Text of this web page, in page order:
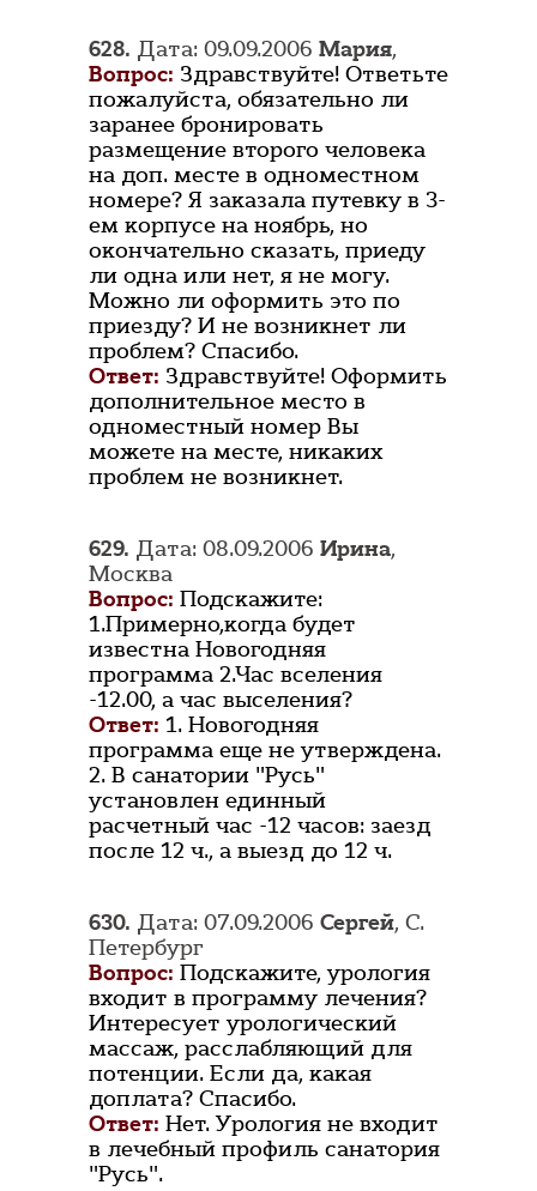
628. Дата: 09.09.2006 Мария,
Вопрос: Здравствуйте! Ответьте
пожалуйста, обязательно ли
заранее бронировать
размещение второго человека
на доп. месте в одноместном
номере? Я заказала путевку в 3-
ем корпусе на ноябрь, но
окончательно сказать, приеду
ли одна или нет, я не могу.
Можно ли оформить это по
приезду? И не возникнет ли
проблем? Спасибо.
Ответ: Здравствуйте! Оформить
дополнительное место в
одноместный номер Вы
можете на месте, никаких
проблем не возникнет.
629. Дата: 08.09.2006 Ирина,
Москва
Вопрос: Подскажите:
1.Примерно,когда будет
известна Новогодняя
программа 2.Час вселения
-12.00, а час выселения?
Ответ: 1. Новогодняя
программа еще не утверждена.
2. В санатории "Русь"
установлен единный
расчетный час -12 часов: заезд
после 12 ч., а выезд до 12 ч.
630. Дата: 07.09.2006 Сергей, С.
Петербург
Вопрос: Подскажите, урология
входит в программу лечения?
Интересует урологический
массаж, расслабляющий для
потенции. Если да, какая
доплата? Спасибо.
Ответ: Нет. Урология не входит
в лечебный профиль санатория
"Русь".